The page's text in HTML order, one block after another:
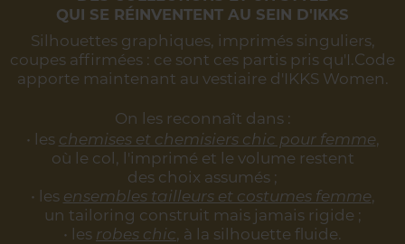
QUI SE RÉINVENTENT AU SEIN D'IKKS
Silhouettes graphiques, imprimés singuliers,
coupes affirmées : ce sont ces partis pris qu'I.Code
apporte maintenant au vestiaire d'IKKS Women.
On les reconnaît dans :
• les chemises et chemisiers chic pour femme,
où le col, l'imprimé et le volume restent
des choix assumés ;
• les ensembles tailleurs et costumes femme,
un tailoring construit mais jamais rigide ;
• les robes chic, à la silhouette fluide.